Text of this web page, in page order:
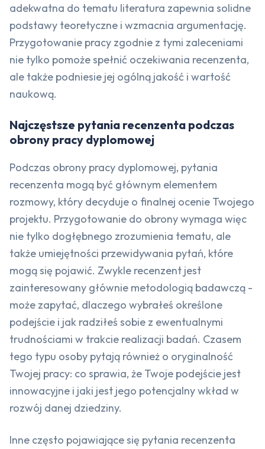
adekwatna do tematu literatura zapewnia solidne
podstawy teoretyczne i wzmacnia argumentację.
Przygotowanie pracy zgodnie z tymi zaleceniami
nie tylko pomoże spełnić oczekiwania recenzenta,
ale także podniesie jej ogólną jakość i wartość
naukową.
Najczęstsze pytania recenzenta podczas
obrony pracy dyplomowej
Podczas obrony pracy dyplomowej, pytania
recenzenta mogą być głównym elementem
rozmowy, który decyduje o finalnej ocenie Twojego
projektu. Przygotowanie do obrony wymaga więc
nie tylko dogłębnego zrozumienia tematu, ale
także umiejętności przewidywania pytań, które
mogą się pojawić. Zwykle recenzent jest
zainteresowany głównie metodologią badawczą -
może zapytać, dlaczego wybrałeś określone
podejście i jak radziłeś sobie z ewentualnymi
trudnościami w trakcie realizacji badań. Czasem
tego typu osoby pytają również o oryginalność
Twojej pracy: co sprawia, że Twoje podejście jest
innowacyjne i jaki jest jego potencjalny wkład w
rozwój danej dziedziny.
Inne często pojawiające się pytania recenzenta